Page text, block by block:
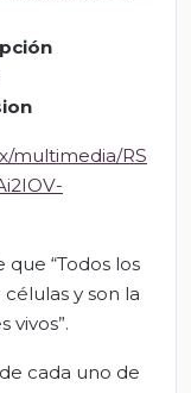
multimedia/RS
“Todos los
y son la
vivos”.
cada uno de